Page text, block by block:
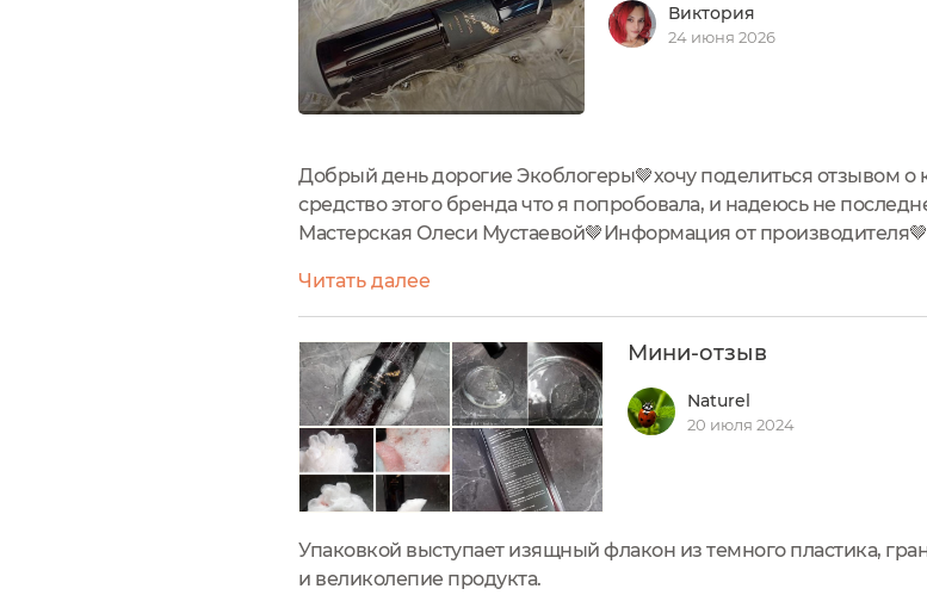
Виктория
24 июня 2026
Добрый день дорогие Экоблогеры🤎хочу поделиться отзывом о
средство этого бренда что я попробовала, и надеюсь не
Мастерская Олеси Мустаевой🤎Информация от
Применение:...
Читать далее
Мини-отзыв
Naturel
20 июля 2024
Упаковкой выступает изящный флакон из темного пластика,
и великолепие продукта.